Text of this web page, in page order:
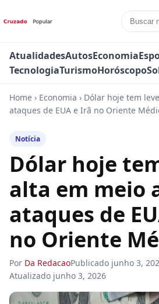
AtualidadesAutosEconomia
TecnologiaTurismoHoróscopo
Home › Economia › Dólar hoje tem
ataques de EUA e Irã no Oriente
Notícia
Dólar hoje
alta em meio
ataques de
no Oriente
Por Da RedacaoPublicado junho 3,
Atualizado junho 3, 2026